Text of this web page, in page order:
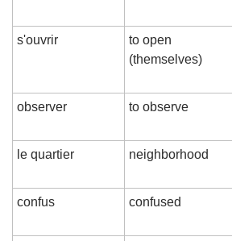
s'ouvrir
to open
(themselves)
observer to observe
le quartier neighborhood
confus confused